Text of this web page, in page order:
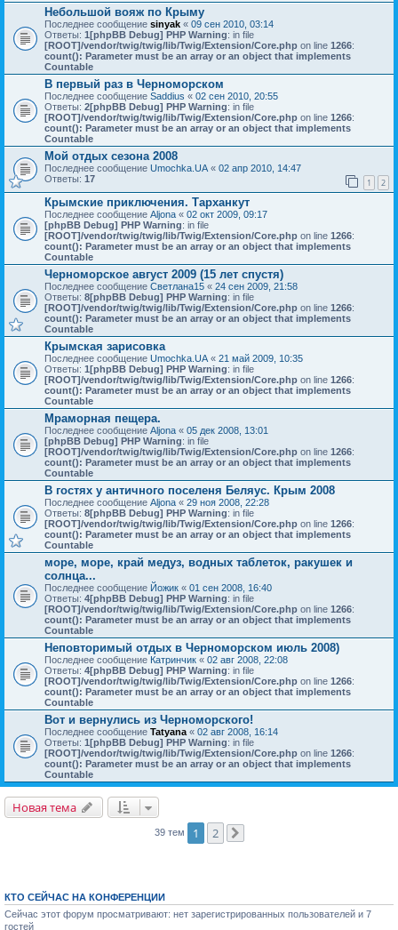
Небольшой вояж по Крыму
Последнее сообщение sinyak « 09 сен 2010, 03:14
Ответы: 1[phpBB Debug] PHP Warning: in file
[ROOT]/vendor/twig/twig/lib/Twig/Extension/Core.php on line 1266:
count(): Parameter must be an array or an object that implements
Countable
В первый раз в Черноморском
Последнее сообщение Saddius « 02 сен 2010, 20:55
Ответы: 2[phpBB Debug] PHP Warning: in file
[ROOT]/vendor/twig/twig/lib/Twig/Extension/Core.php on line 1266:
count(): Parameter must be an array or an object that implements
Countable
Мой отдых сезона 2008
Последнее сообщение Umochka.UA « 02 апр 2010, 14:47
Ответы: 17 1 2
Крымские приключения. Тарханкут
Последнее сообщение Aljona « 02 окт 2009, 09:17
[phpBB Debug] PHP Warning: in file
[ROOT]/vendor/twig/twig/lib/Twig/Extension/Core.php on line 1266:
count(): Parameter must be an array or an object that implements
Countable
Черноморское август 2009 (15 лет спустя)
Последнее сообщение Светлана15 « 24 сен 2009, 21:58
Ответы: 8[phpBB Debug] PHP Warning: in file
[ROOT]/vendor/twig/twig/lib/Twig/Extension/Core.php on line 1266:
count(): Parameter must be an array or an object that implements
Countable
Крымская зарисовка
Последнее сообщение Umochka.UA « 21 май 2009, 10:35
Ответы: 1 [phpBB Debug] PHP Warning: in file
[ROOT]/vendor/twig/twig/lib/Twig/Extension/Core.php on line 1266:
count(): Parameter must be an array or an object that implements
Countable
Мраморная пещера.
Последнее сообщение Aljona « 05 дек 2008, 13:01
[phpBB Debug] PHP Warning: in file
[ROOT]/vendor/twig/twig/lib/Twig/Extension/Core.php on line 1266:
count(): Parameter must be an array or an object that implements
Countable
В гостях у античного поселеня Беляус. Крым 2008
Последнее сообщение Aljona « 29 ноя 2008, 22:28
Ответы: 8[phpBB Debug] PHP Warning: in file
[ROOT]/vendor/twig/twig/lib/Twig/Extension/Core.php on line 1266:
count(): Parameter must be an array or an object that implements
Countable
море, море, край медуз, водных таблеток, ракушек и
солнца...
Последнее сообщение Йожик « 01 сен 2008, 16:40
Ответы: 4[phpBB Debug] PHP Warning: in file
[ROOT]/vendor/twig/twig/lib/Twig/Extension/Core.php on line 1266:
count(): Parameter must be an array or an object that implements
Countable
Неповторимый отдых в Черноморском июль 2008)
Последнее сообщение Катринчик « 02 авг 2008, 22:08
Ответы: 4[phpBB Debug] PHP Warning: in file
[ROOT]/vendor/twig/twig/lib/Twig/Extension/Core.php on line 1266:
count(): Parameter must be an array or an object that implements
Countable
Вот и вернулись из Черноморского!
Последнее сообщение Tatyana « 02 авг 2008, 16:14
Ответы: 1 [phpBB Debug] PHP Warning: in file
[ROOT]/vendor/twig/twig/lib/Twig/Extension/Core.php on line 1266:
count(): Parameter must be an array or an object that implements
Countable
Новая тема
39 тем 1 2
КТО СЕЙЧАС НА КОНФЕРЕНЦИИ
Сейчас этот форум просматривают: нет зарегистрированных пользователей и 7
гостей